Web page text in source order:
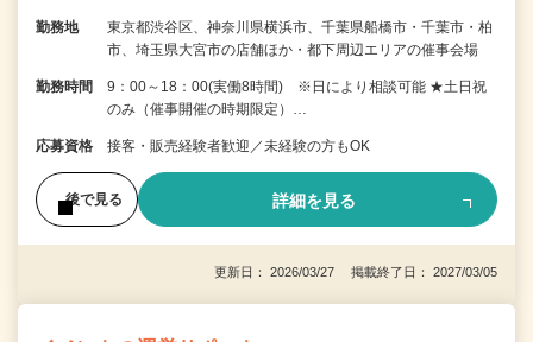
勤務地
東京都渋谷区、神奈川県横浜市、千葉県船橋市・千葉市・柏
市、埼玉県大宮市の店舗ほか・都下周辺エリアの催事会場
勤務時間
9：00～18：00(実働8時間) ※日により相談可能 ★土日祝
のみ（催事開催の時期限定）…
応募資格 接客・販売経験者歓迎／未経験の方もOK
後で見る 詳細を見る
更新日： 2026/03/27 掲載終了日： 2027/03/05